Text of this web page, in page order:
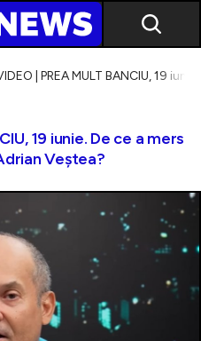
| PREA MULT BANCIU, 19
19 iunie. De ce a mers
Veștea?